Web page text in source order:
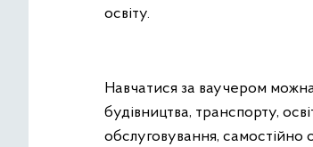
освіту.
Навчатися за ваучером
будівництва, транспорту,
обслуговування, самостійно